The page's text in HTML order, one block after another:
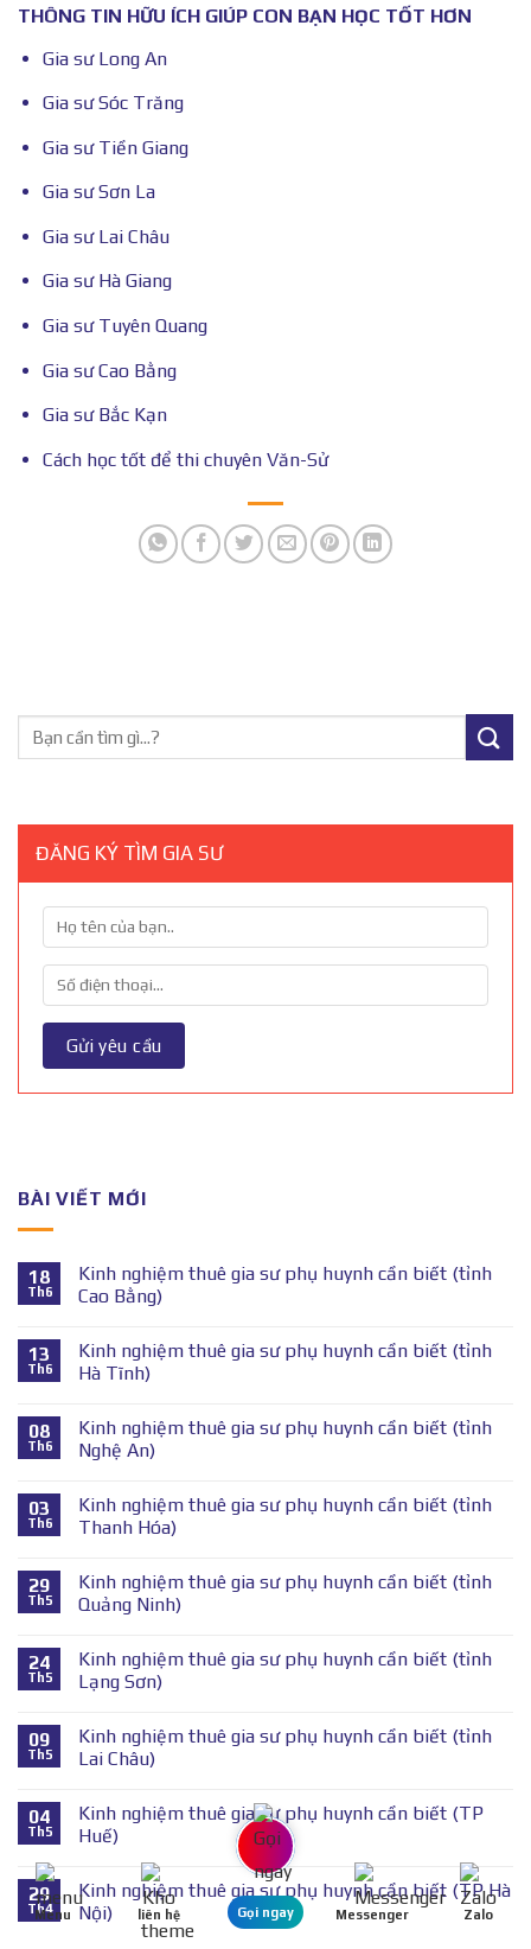
THÔNG TIN HỮU ÍCH GIÚP CON BẠN HỌC TỐT HƠN
Gia sư Long An
Gia sư Sóc Trăng
Gia sư Tiền Giang
Gia sư Sơn La
Gia sư Lai Châu
Gia sư Hà Giang
Gia sư Tuyên Quang
Gia sư Cao Bằng
Gia sư Bắc Kạn
Cách học tốt để thi chuyên Văn-Sử
ĐĂNG KÝ TÌM GIA SƯ
BÀI VIẾT MỚI
18
Th6
Kinh nghiệm thuê gia sư phụ huynh cần biết (tỉnh
Cao Bằng)
13
Th6
Kinh nghiệm thuê gia sư phụ huynh cần biết (tỉnh
Hà Tĩnh)
08
Th6
Kinh nghiệm thuê gia sư phụ huynh cần biết (tỉnh
Nghệ An)
03
Th6
Kinh nghiệm thuê gia sư phụ huynh cần biết (tỉnh
Thanh Hóa)
29
Th5
Kinh nghiệm thuê gia sư phụ huynh cần biết (tỉnh
Quảng Ninh)
24
Th5
Kinh nghiệm thuê gia sư phụ huynh cần biết (tỉnh
Lạng Sơn)
09
Th5
Kinh nghiệm thuê gia sư phụ huynh cần biết (tỉnh
Lai Châu)
04
Th5
Kinh nghiệm thuê gia sư phụ huynh cần biết (TP
Huế)
29
Th4
Kinh nghiệm thuê gia sư phụ huynh cần biết (TP Hà
Nội)
Menu liên hệ Gọi ngay Messenger Zalo